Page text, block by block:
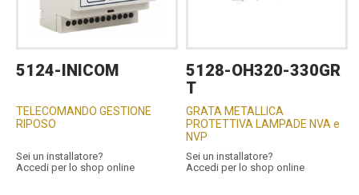
5124-INICOM
TELECOMANDO GESTIONE
RIPOSO
Sei un installatore?
Accedi per lo shop online
5128-OH320-330GR
T
GRATA METALLICA
PROTETTIVA LAMPADE NVA e
NVP
Sei un installatore?
Accedi per lo shop online